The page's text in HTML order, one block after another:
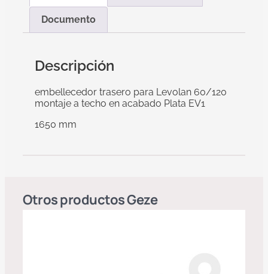
Documento
Descripción
embellecedor trasero para Levolan 60/120
montaje a techo en acabado Plata EV1
1650 mm
Otros productosGeze